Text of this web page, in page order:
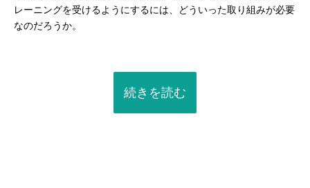
レーニングを受けるようにするには、どういった取り組みが必要
なのだろうか。
続きを読む